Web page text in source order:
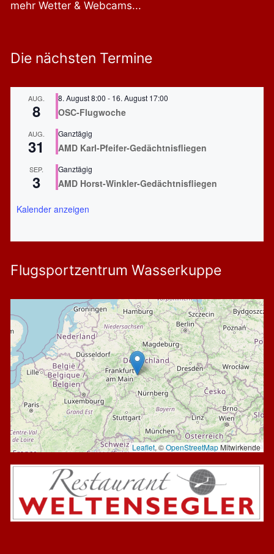
n
mehr Wetter & Webcams...
Die nächsten Termine
AUG.
8
8. August 8:00 - 16. August 17:00
OSC-Flugwoche
AUG.
31
Ganztägig
AMD Karl-Pfeifer-Gedächtnisfliegen
SEP.
3
Ganztägig
AMD Horst-Winkler-Gedächtnisfliegen
Kalender anzeigen
Flugsportzentrum Wasserkuppe
Leaflet, ©OpenStreetMapMitwirkende